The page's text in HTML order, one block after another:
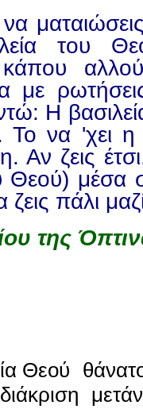
του
κάπου
Η
Το να 'χει
Αν ζεις
Θεού) μέσα
πάλι
της
Θεού
διάκριση